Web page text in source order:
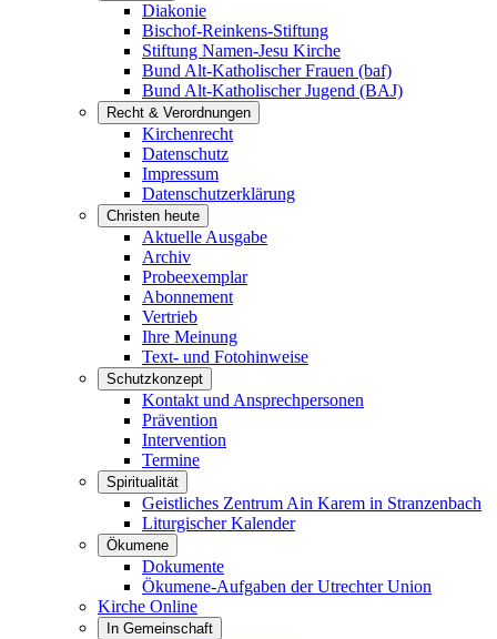
Diakonie
Bischof-Reinkens-Stiftung
Stiftung Namen-Jesu Kirche
Bund Alt-Katholischer Frauen (baf)
Bund Alt-Katholischer Jugend (BAJ)
Recht & Verordnungen
Kirchenrecht
Datenschutz
Impressum
Datenschutzerklärung
Christen heute
Aktuelle Ausgabe
Archiv
Probeexemplar
Abonnement
Vertrieb
Ihre Meinung
Text- und Fotohinweise
Schutzkonzept
Kontakt und Ansprechpersonen
Prävention
Intervention
Termine
Spiritualität
Geistliches Zentrum Ain Karem in Stranzenbach
Liturgischer Kalender
Ökumene
Dokumente
Ökumene-Aufgaben der Utrechter Union
Kirche Online
In Gemeinschaft